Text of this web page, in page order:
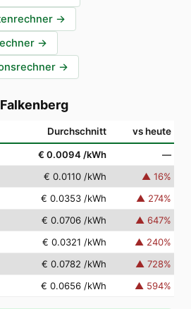
→
→
→
Falkenberg
Durchschnitt vs heute
€ 0.0094 /kWh
—
€ 0.0110 /kWh ▲ 16%
€ 0.0353 /kWh ▲ 274%
€ 0.0706 /kWh ▲ 647%
€ 0.0321 /kWh ▲ 240%
€ 0.0782 /kWh ▲ 728%
€ 0.0656 /kWh ▲ 594%